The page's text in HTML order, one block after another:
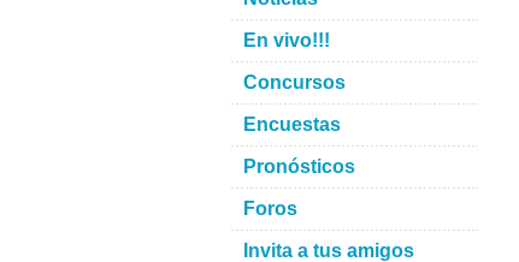
En vivo!!!
Concursos
Encuestas
Pronósticos
Foros
Invita a tus amigos